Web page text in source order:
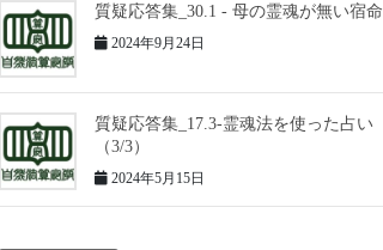
質疑応答集_30.1 - 母の霊魂が無い宿命
2024年9月24日
質疑応答集_17.3-霊魂法を使った占い
（3/3）
2024年5月15日